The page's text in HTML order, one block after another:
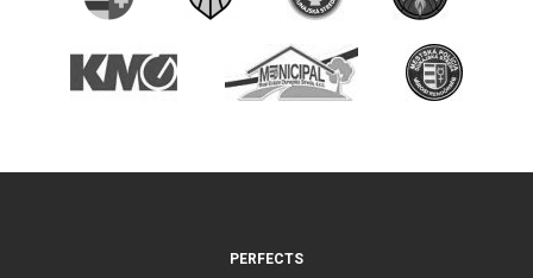
PERFECTS